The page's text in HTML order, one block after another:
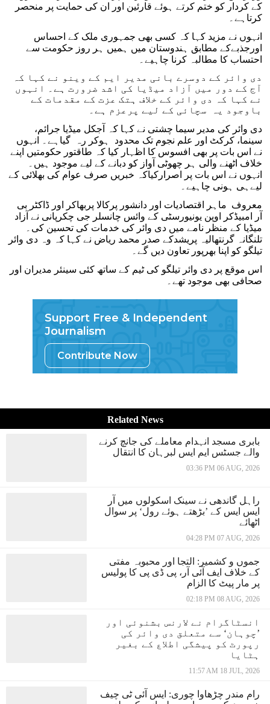
کے کردار کو ختم کرتے ہوئے قارئین اور ان کی حمایت پر منحصر
کرتاہے۔
انہوں نے مزید کہا کہ کسی بھی جمہوری ملک کے احساس
اورجذبےکے مطابق ہندوستان میں ہمیں ہر روز حکومت سے
احتساب کا مطالبہ کرنا چاہیے۔
دی وائر کے دوسرے بانی مدیر ایم کے وینو نے کہا کہ
آج کے دور میں آزاد میڈیا کی اشد ضرورت ہے۔ انہوں
نے کہا کہ دی وائر کے خلاف ہتک عزت کے مقدمات کے
باوجود یہ سچائی کے لیے پرعزم ہے۔
دی وائر کی مدیر سیما چشتی نے کہا کہ آجکل میڈیا جرائم،
سینما، کرکٹ اور علم نجوم تک محدود ہوکر رہ گیاہے۔ انہوں
نے اس بات پر بھی افسوس کا اظہار کیا کہ طاقتور حکومتیں اپنے
خلاف اٹھنے والی ہر چھوٹی آواز کو دبانے کے لیے موجود ہیں۔
انہوں نے اس بات پر اصرارکیاکہ خبریں صرف عوام کی بھلائی کے
لیےہی ہونی چاہیے۔
معروف ماہر اقتصادیات اور دانشور پرکالا پربھاکر اور ڈاکٹر بی
آر امبیڈکر اوپن یونیورسٹی کے وائس چانسلر جی چکرپانی نے آزاد
میڈیا کے منظر نامے میں دی وائر کی خدمات کی تحسین کی۔
تلنگانہ گرنتھالیہ پریشدکے صدر محمد ریاض نے کہا کہ وہ دی وائر
تیلگو کو اپنا بھرپور تعاون دیں گے۔
اس موقع پر دی وائر تیلگو کی ٹیم کے ساتھ کئی سینئر مدیران اور
صحافی بھی موجود تھے۔
Support Free & Independent
Journalism
Contribute Now
Related News
بابری مسجد انہدام معاملے کی جانچ کرنے
والے جسٹس ایم ایس لبرہان کا انتقال
03:36 PM 06 AUG, 2026
راہل گاندھی نے سینک اسکولوں میں آر
ایس ایس کے ’بڑھتے ہوئے رول‘ پر سوال
اٹھائے
04:28 PM 07 AUG, 2026
جموں و کشمیر: التجا اور محبوبہ مفتی
کے خلاف ایف آئی آر، پی ڈی پی کا پولیس
پر مار پیٹ کا الزام
02:18 PM 08 AUG, 2026
انسٹاگرام نے لارنس بشنوئی اور
’چوہان‘ سے متعلق دی وائر کی
رپورٹ کو پیشگی اطلاع کے بغیر
ہٹایا
11:57 AM 18 JUL, 2026
رام مندر چڑھاوا چوری: ایس آئی ٹی چیف